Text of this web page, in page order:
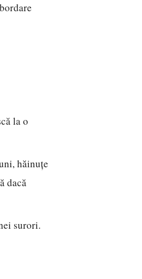
la o
hăinuțe
dacă
surori.